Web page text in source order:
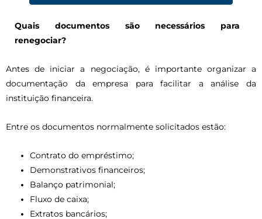
Quais documentos são necessários para
renegociar?
Antes de iniciar a negociação, é importante organizar a
documentação da empresa para facilitar a análise da
instituição financeira.
Entre os documentos normalmente solicitados estão:
Contrato do empréstimo;
Demonstrativos financeiros;
Balanço patrimonial;
Fluxo de caixa;
Extratos bancários;